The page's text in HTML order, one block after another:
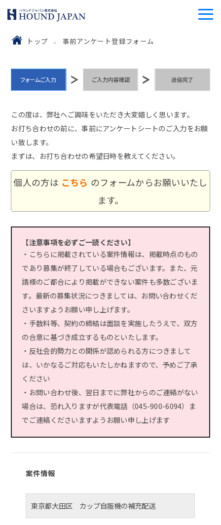
トップ 事前アンケート登録フォーム
この度は、弊社へご興味をいただき大変嬉しく思います。
お打ち合わせの前に、事前にアンケートシートのご入力をお願
い致します。
まずは、お打ち合わせの希望日時を教えてください。
個人の方は こちら のフォームからお願いいたし
ます。
【注意事項を必ずご一読ください】
・こちらに掲載されている案件情報は、掲載時点のもの
であり募集が終了している場合もございます。また、元
請様のご都合により掲載ができない案件も多数ございま
す。最新の募集状況につきましては、お問い合わせくだ
さいますようお願い申し上げます。
・手数料等、契約の締結は面談を実施したうえで、双方
の合意に基づき成立するものといたします。
・反社会的勢力との関係が認められる方につきまして
は、いかなるご対応もいたしかねますので、予めご了承
ください
・お問い合わせ後、翌日までに弊社からのご連絡がない
場合は、恐れ入りますが代表電話（045-900-6094）ま
でご連絡くださいますようお願い申し上げます
案件情報